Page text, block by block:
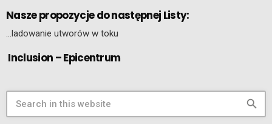
Nasze propozycje do następnej Listy:
…ladowanie utworów w toku
Inclusion – Epicentrum
search